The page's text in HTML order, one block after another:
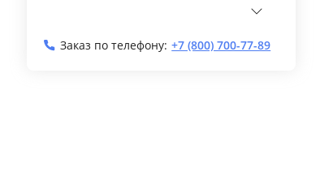
Заказ по телефону: +7 (800) 700-77-89